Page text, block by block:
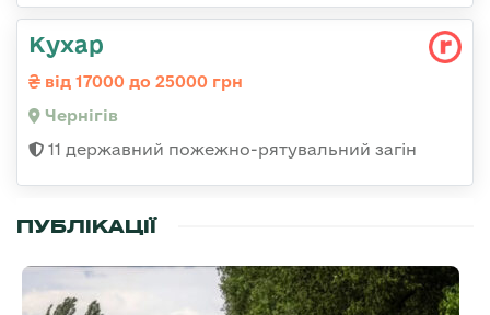
Кухар
від 17000 до 25000 грн
Чернігів
11 державний пожежно-рятувальний загін
ПУБЛІКАЦІЇ